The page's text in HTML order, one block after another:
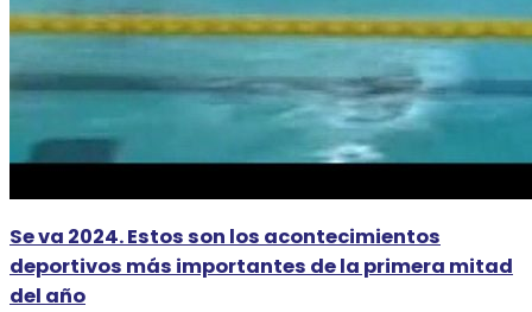
Se va 2024. Estos son los acontecimientos
deportivos más importantes de la primera mitad
del año